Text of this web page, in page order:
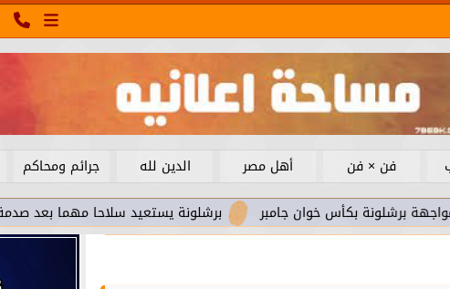
فن × فن أهل مصر الدين لله جرائم ومحاكم
برشلونة يستعيد سلاحا مهما بعد صدمة كأس العالم بكأس خوان جامبر